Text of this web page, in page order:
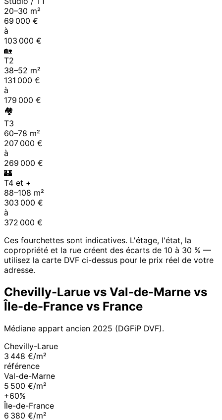
20–30 m²
69 000 €
à
103 000 €
🏡
T2
38–52 m²
131 000 €
à
179 000 €
🏘
T3
60–78 m²
207 000 €
à
269 000 €
🏰
T4 et +
88–108 m²
303 000 €
à
372 000 €
Ces fourchettes sont indicatives. L'étage, l'état, la
copropriété et la rue créent des écarts de 10 à 30 % —
utilisez la carte DVF ci-dessus pour le prix réel de votre
adresse.
Chevilly-Larue vs Val-de-Marne vs
Île-de-France vs France
Médiane appart ancien 2025 (DGFiP DVF).
Chevilly-Larue
3 448 €/m²
référence
Val-de-Marne
5 500 €/m²
+60%
Île-de-France
6 380 €/m²